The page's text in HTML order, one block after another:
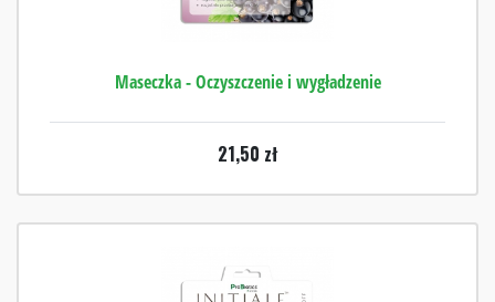
Maseczka - Oczyszczenie i wygładzenie
21,50 zł